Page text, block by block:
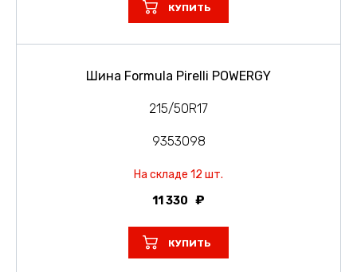
КУПИТЬ
Шина Formula Pirelli POWERGY
215/50R17
9353098
На складе 12 шт.
11 330
КУПИТЬ